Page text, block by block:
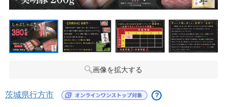
画像を拡大する
茨城県行方市 ？